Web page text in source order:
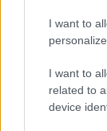
I want to
I want to
related to
device
πριν;